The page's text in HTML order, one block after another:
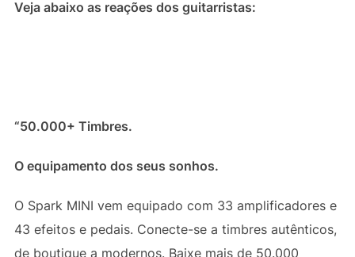
Veja abaixo as reações dos guitarristas:
“50.000+ Timbres.
O equipamento dos seus sonhos.
O Spark MINI vem equipado com 33 amplificadores e
43 efeitos e pedais. Conecte-se a timbres autênticos,
de boutique a modernos. Baixe mais de 50.000